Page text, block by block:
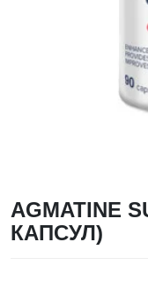
AGMATINE
КАПСУЛ)